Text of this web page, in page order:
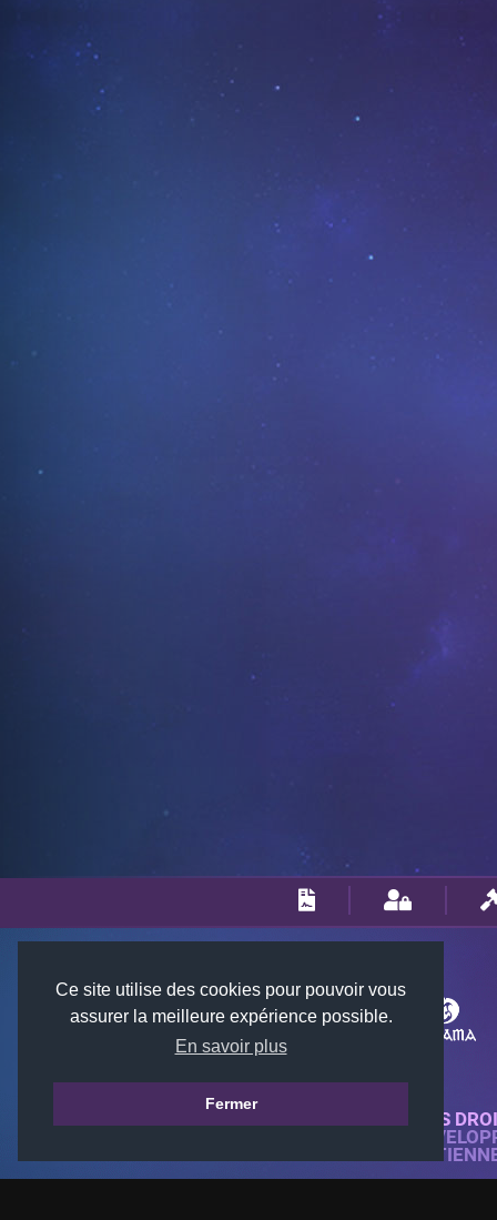
Ce site utilise des cookies pour pouvoir vous
assurer la meilleure expérience possible.
En savoir plus
Fermer
© 2018-2026 KTARENA. TOUS
SITE WEB ENTIÈREMENT
TOUTES LES IMAGES